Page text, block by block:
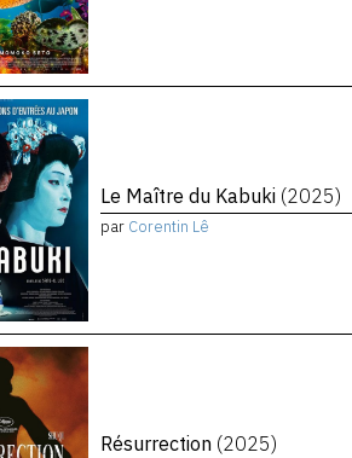
Le Maître du Kabuki (2025)
par Corentin Lê
Résurrection (2025)